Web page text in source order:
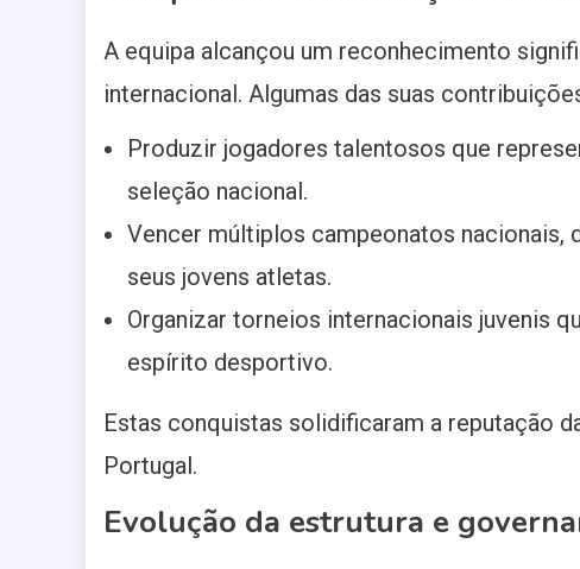
A equipa alcançou um reconhecimento
internacional. Algumas das suas
Produzir jogadores talentosos que
seleção nacional.
Vencer múltiplos campeonatos nacionais,
seus jovens atletas.
Organizar torneios internacionais juvenis
espírito desportivo.
Estas conquistas solidificaram a reputação
Portugal.
Evolução da estrutura e